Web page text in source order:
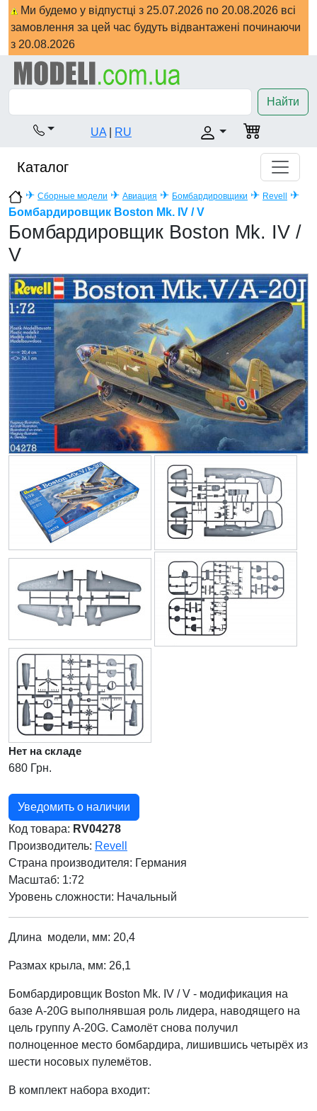
Ми будемо у відпустці з 25.07.2026 по 20.08.2026 всі
замовлення за цей час будуть відвантажені починаючи
з 20.08.2026
Найти
UA RU
Каталог
✈ Сборные модели ✈ Авиация ✈ Бомбардировщики ✈ Revell
✈
Бомбардировщик Boston Mk. IV / V
Бомбардировщик Boston Mk. IV /
V
Нет на складе
680 Грн.
Уведомить о наличии
Код товара: RV04278
Производитель: Revell
Страна производителя: Германия
Масштаб: 1:72
Уровень сложности: Начальный
Длина модели, мм: 20,4
Размах крыла, мм: 26,1
Бомбардировщик Boston Mk. IV / V - модификация на
базе A-20G выполнявшая роль лидера, наводящего на
цель группу A-20G. Самолёт снова получил
полноценное место бомбардира, лишившись четырёх из
шести носовых пулемётов.
В комплект набора входит: